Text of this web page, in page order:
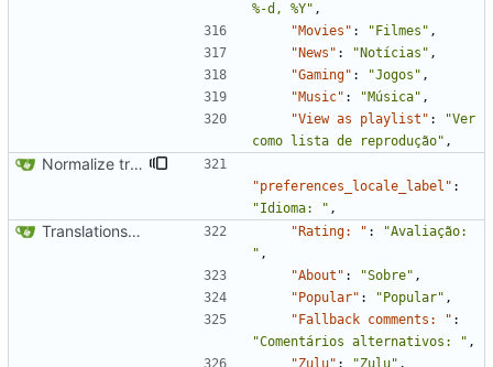
%-d, %Y" ,
"Movies" : "Filmes" ,
"News" : "Notícias" ,
"Gaming" : "Jogos" ,
"Music" : "Música" ,
"View as playlist" :
"Ver
como lista de reprodução" ,
Normalize translation key for user prefrerences
"preferences_locale_label" :
"Idioma: " ,
Translations update from Weblate ( #2437)
"Rating: " :
"Avaliação:
" ,
"About" : "Sobre" ,
"Popular" : "Popular" ,
"Fallback comments: " :
"Comentários alternativos: " ,
"Zulu" : "Zulu" ,